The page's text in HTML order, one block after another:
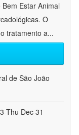
Estar Animal
O
tratamento a...
de São João
Thu Dec 31